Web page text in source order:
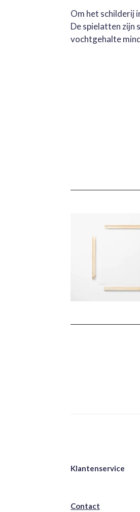
Om het schilderij
De spielatten zijn
vochtgehalte
Klantenservice
Contact